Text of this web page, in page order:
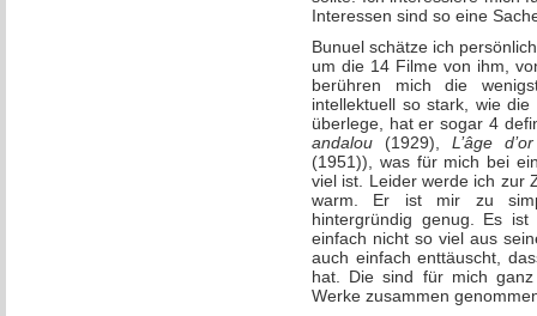
Interessen sind so eine
Bunuel schätze ich
um die 14 Filme von ihm,
berühren mich die
intellektuell so stark, wie
überlege, hat er sogar 4
andalou (1929), L’âge d’or
(1951)), was für mich bei
viel ist. Leider werde ich zur
warm. Er ist mir zu
hintergründig genug. Es
einfach nicht so viel aus
auch einfach enttäuscht,
hat. Die sind für mich
Werke zusammen